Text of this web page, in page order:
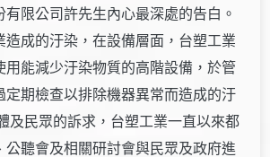
有限公司許先生內心最深處的告白。
造成的汙染，在設備層面，台塑工業
用能減少汙染物質的高階設備，於管
定期檢查以排除機器異常而造成的汙
及民眾的訴求，台塑工業一直以來都
公聽會及相關研討會與民眾及政府進